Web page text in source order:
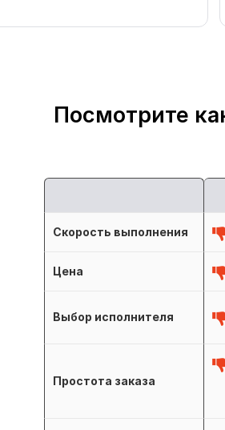
Посмотрите
Скорость выполнения
Цена
Выбор исполнителя
Простота заказа